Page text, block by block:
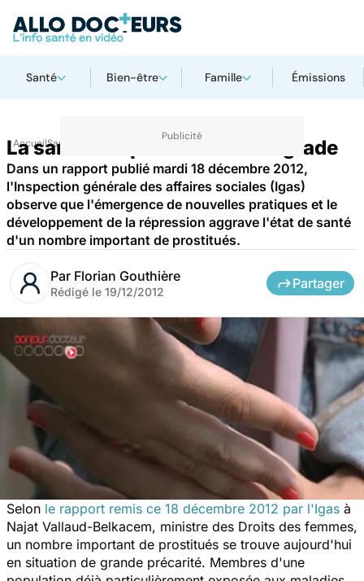
Santé Bien-être Famille Émissions
AccueilSanté
La santé des prostitués se dégrade
Dans un rapport publié mardi 18 décembre 2012,
l'Inspection générale des affaires sociales (Igas)
observe que l'émergence de nouvelles pratiques et le
développement de la répression aggrave l'état de santé
d'un nombre important de prostitués.
Par Florian Gouthière
Rédigé le 19/12/2012
Partager
Selon le rapport remis ce 18 décembre 2012 par l'Igas à
Najat Vallaud-Belkacem, ministre des Droits des femmes,
un nombre important de prostitués se trouve aujourd'hui
en situation de grande précarité. Membres d'une